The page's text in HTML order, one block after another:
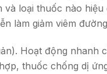
loại thuốc nào
làm giảm viêm
Hoạt động nhanh
thuốc chống dị